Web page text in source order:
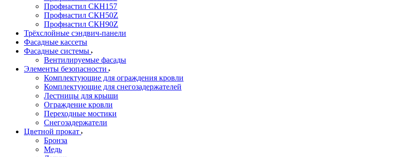
Профнастил СКН157
Профнастил СКН50Z
Профнастил СКН90Z
Трёхслойные сэндвич-панели
Фасадные кассеты
Фасадные системы
Вентилируемые фасады
Элементы безопасности
Комплектующие для ограждения кровли
Комплектующие для снегозадержателей
Лестницы для крыши
Ограждение кровли
Переходные мостики
Снегозадержатели
Цветной прокат
Бронза
Медь